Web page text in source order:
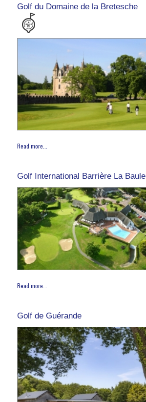
Golf du Domaine de la Bretesche
Read more...
Golf International Barrière La Baule
Read more...
Golf de Guérande